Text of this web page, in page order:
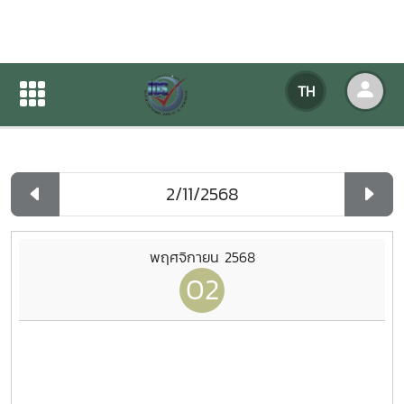
TH
ปฏิทินกิจกรรมของหน่วยงาน
ปฏิทินกิจกรรมของหน่วยงาน
พฤศจิกายน 2568
02